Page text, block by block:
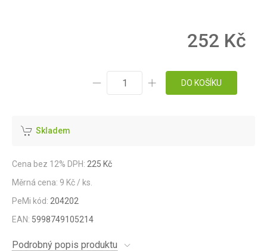
252 Kč
DO KOŠÍKU
Skladem
Cena bez 12% DPH: 225 Kč
Měrná cena: 9 Kč / ks.
PeMi kód: 204202
EAN: 5998749105214
Podrobný popis produktu